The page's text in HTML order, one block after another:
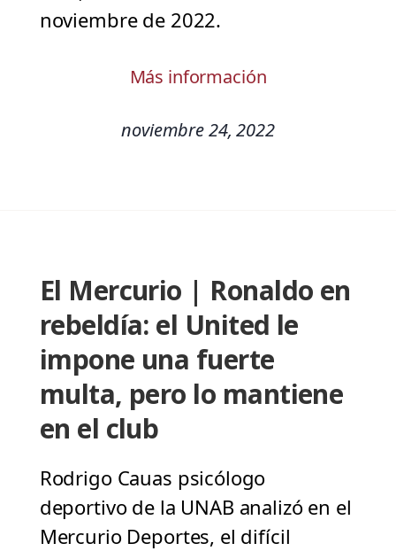
noviembre de 2022.
Más información
noviembre 24, 2022
El Mercurio | Ronaldo en
rebeldía: el United le
impone una fuerte
multa, pero lo mantiene
en el club
Rodrigo Cauas psicólogo
deportivo de la UNAB analizó en el
Mercurio Deportes, el difícil